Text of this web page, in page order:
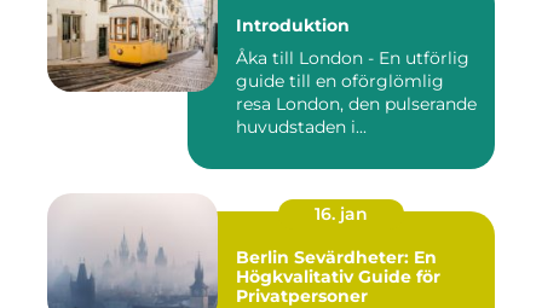
Introduktion
Åka till London - En utförlig
guide till en oförglömlig
resa London, den pulserande
huvudstaden i...
16. jan
Berlin Sevärdheter: En
Högkvalitativ Guide för
Privatpersoner